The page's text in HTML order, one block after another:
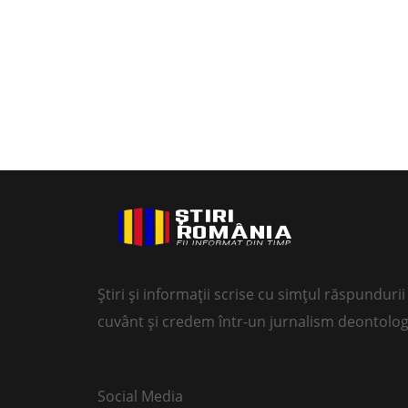
Știri și informații scrise cu simțul
cuvânt și credem într-un jurnalism
Social Media